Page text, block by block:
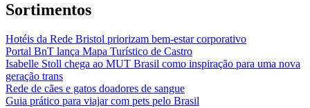
Sortimentos
Hotéis da Rede Bristol priorizam bem-estar corporativo
Portal BnT lança Mapa Turístico de Castro
Isabelle Stoll chega ao MUT Brasil como inspiração para uma nova
geração trans
Rede de cães e gatos doadores de sangue
Guia prático para viajar com pets pelo Brasil